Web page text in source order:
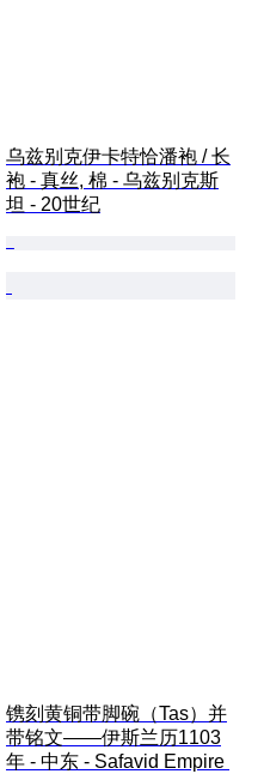
乌兹别克伊卡特恰潘袍 / 长
袍 - 真丝, 棉 - 乌兹别克斯
坦 - 20世纪
镌刻黄铜带脚碗（Tas）并
带铭文——伊斯兰历1103
年 - 中东 - Safavid Empire